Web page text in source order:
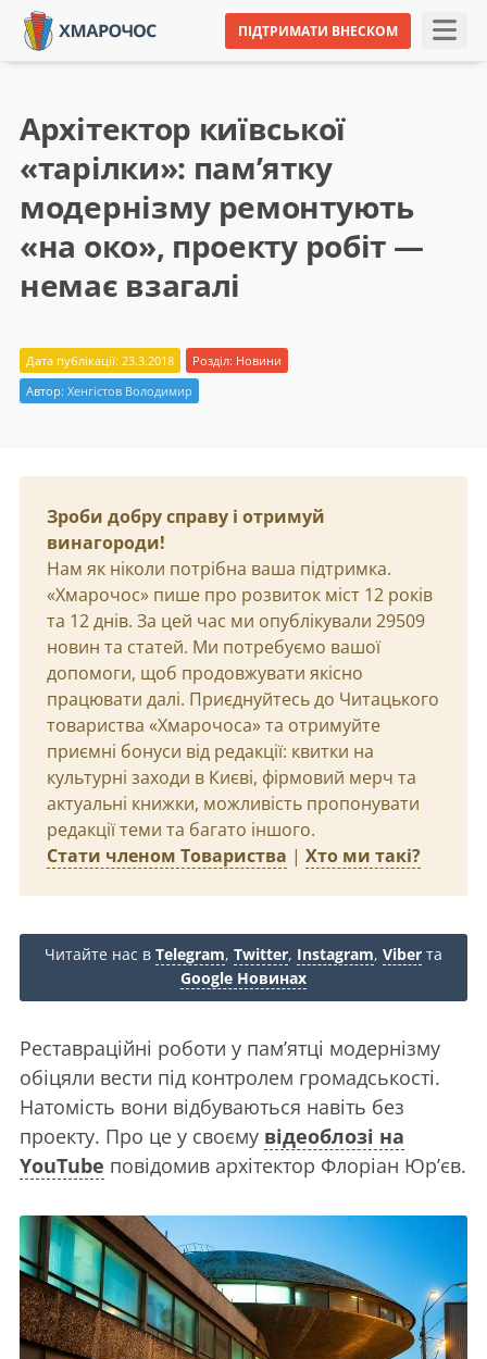
ПІДТРИМАТИ ВНЕСКОМ
Архітектор київської
«тарілки»: пам’ятку
модернізму ремонтують
«на око», проекту робіт —
немає взагалі
Дата публікації: 23.3.2018 Розділ: Новини
Автор: Хенгістов Володимир
Зроби добру справу і отримуй
винагороди!
Нам як ніколи потрібна ваша підтримка.
«Хмарочос» пише про розвиток міст 12 років
та 12 днів. За цей час ми опублікували 29509
новин та статей. Ми потребуємо вашої
допомоги, щоб продовжувати якісно
працювати далі. Приєднуйтесь до Читацького
товариства «Хмарочоса» та отримуйте
приємні бонуси від редакції: квитки на
культурні заходи в Києві, фірмовий мерч та
актуальні книжки, можливість пропонувати
редакції теми та багато іншого.
Стати членом Товариства | Хто ми такі?
Читайте нас в Telegram, Twitter, Instagram, Viber та
Google Новинах
Реставраційні роботи у пам’ятці модернізму
обіцяли вести під контролем громадськості.
Натомість вони відбуваються навіть без
проекту. Про це у своєму відеоблозі на
YouTube повідомив архітектор Флоріан Юр’єв.